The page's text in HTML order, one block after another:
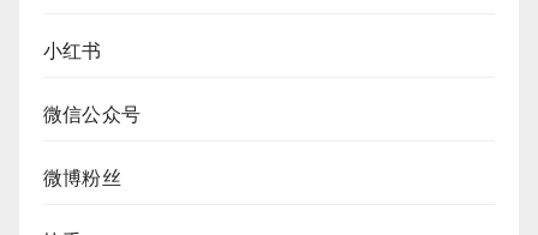
小红书
微信公众号
微博粉丝